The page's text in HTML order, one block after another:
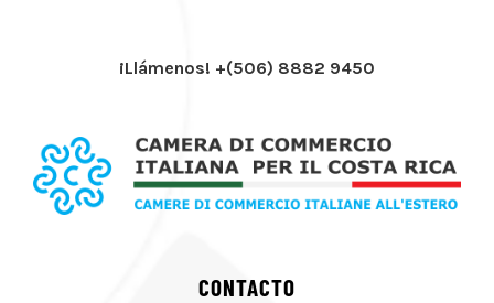
¡Llámenos! +(506) 8882 9450
CONTACTO